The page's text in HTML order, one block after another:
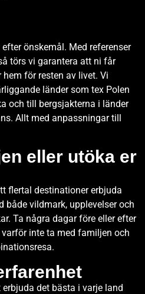
önskemål. Med referenser
törs vi garantera att ni får
för resten av livet. Vi
länder som tex Polen
och till bergsjakterna i länder
Allt med anpassningar till
eller utöka er
flertal destinationer erbjuda
både vildmark, upplevelser och
Ta några dagar före eller efter
varför inte ta med familjen och
det bästa i varje land